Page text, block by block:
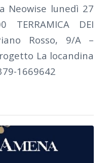
Neowise lunedì 27
DEI
Rosso, 9/A –
La locandina
1669642